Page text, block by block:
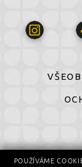
POUŽÍVÁME